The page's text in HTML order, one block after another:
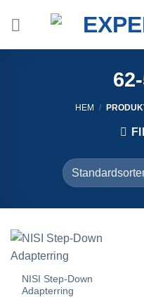
HEM /
NISI Step-Down
Adapterring